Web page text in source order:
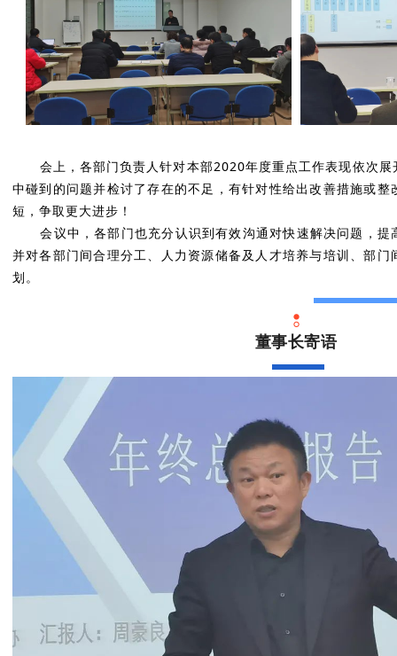
会上，各部门负责人针对本部2020年度重点工作表现依次
中碰到的问题并检讨了存在的不足，有针对性给出改善措施或
短，争取更大进步！
会议中，各部门也充分认识到有效沟通对快速解决问题，提
并对各部门间合理分工、人力资源储备及人才培养与培训、部
划。
董事长寄语